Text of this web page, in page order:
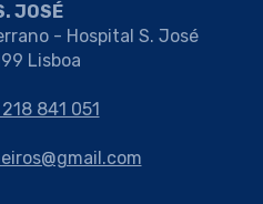
JOSÉ
- Hospital S. José
Lisboa
841 051